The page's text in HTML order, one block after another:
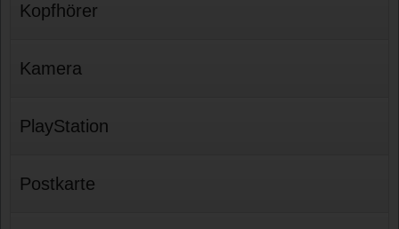
Kopfhörer
Kamera
PlayStation
Postkarte